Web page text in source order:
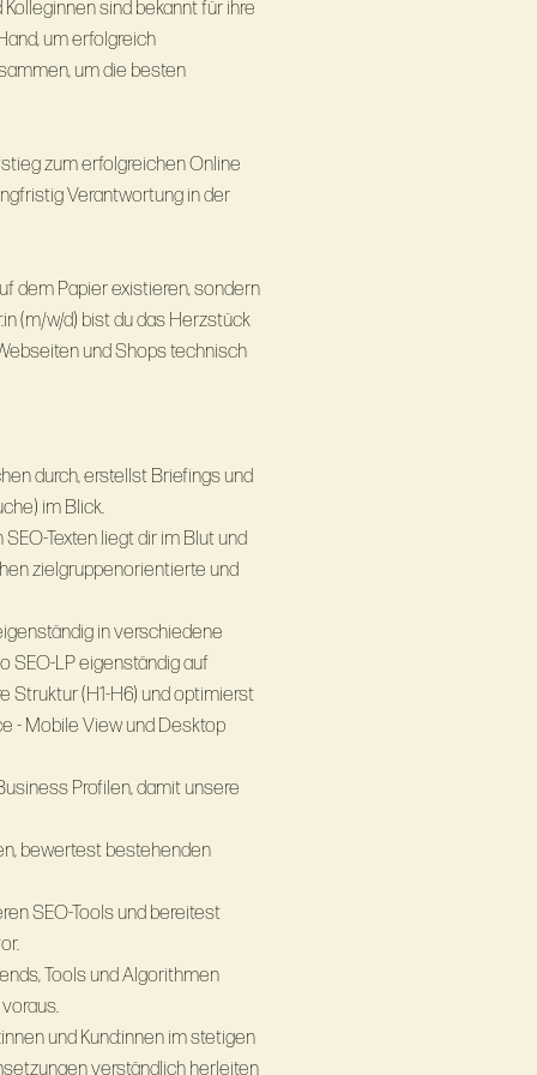
sind bekannt für ihre
um erfolgreich
um die besten
zum erfolgreichen Online
Verantwortung in der
dem Papier existieren, sondern
(m/w/d) bist du das Herzstück
und Shops technisch
durch, erstellst Briefings und
im Blick.
Texten liegt dir im Blut und
zielgruppenorientierte und
in verschiedene
SEO-LP eigenständig auf
Struktur (H1-H6) und optimierst
- Mobile View und Desktop
Profilen, damit unsere
bewertest bestehenden
SEO-Tools und bereitest
Tools und Algorithmen
und Kund:innen im stetigen
verständlich herleiten